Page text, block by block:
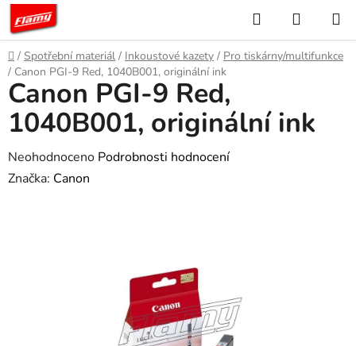
Přejít
obsah
Hledat
KOŠÍK
Domů
/ Spotřební materiál / Inkoustové kazety / Pro tiskárny/multifunkce
/ Canon PGI-9 Red, 1040B001, originální ink
Canon PGI-9 Red,
1040B001, originální ink
Průměrné
hodnocení
Neohodnoceno Podrobnosti hodnocení
Značka: Canon